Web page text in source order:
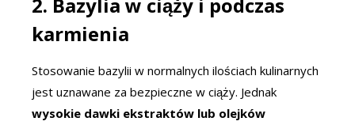
karmienia
Stosowanie bazylii w normalnych ilościach kulinarnych
jest uznawane za bezpieczne w ciąży. Jednak
wysokie dawki ekstraktów lub olejków